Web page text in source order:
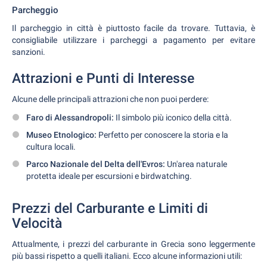
Parcheggio
Il parcheggio in città è piuttosto facile da trovare. Tuttavia, è
consigliabile utilizzare i parcheggi a pagamento per evitare
sanzioni.
Attrazioni e Punti di Interesse
Alcune delle principali attrazioni che non puoi perdere:
Faro di Alessandropoli: Il simbolo più iconico della città.
Museo Etnologico: Perfetto per conoscere la storia e la
cultura locali.
Parco Nazionale del Delta dell'Evros: Un'area naturale
protetta ideale per escursioni e birdwatching.
Prezzi del Carburante e Limiti di
Velocità
Attualmente, i prezzi del carburante in Grecia sono leggermente
più bassi rispetto a quelli italiani. Ecco alcune informazioni utili: